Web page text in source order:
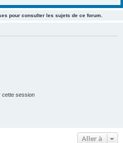
pour consulter les sujets de ce forum.
cette session
Aller à